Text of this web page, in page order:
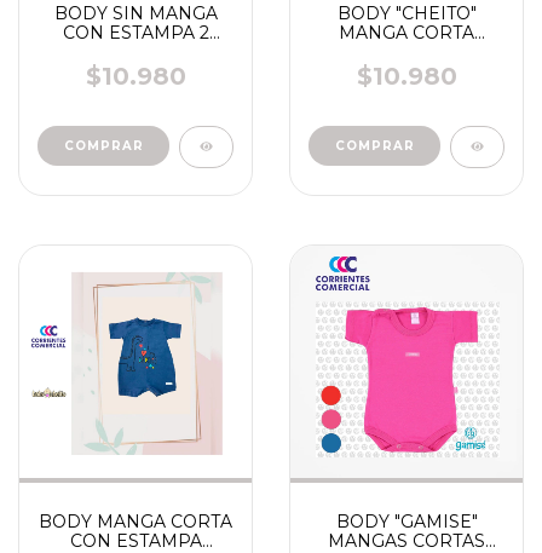
BODY SIN MANGA
CON ESTAMPA 2
$10.980
COMPRAR
BODY "CHEITO"
MANGA CORTA
$10.980
COMPRAR
BODY MANGA CORTA
CON ESTAMPA
BODY "GAMISE"
MANGAS CORTAS